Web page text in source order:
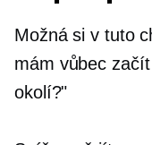
Možná si v tuto
mám vůbec
okolí?"